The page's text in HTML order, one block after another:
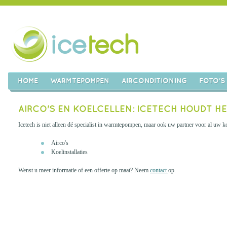
HOME WARMTEPOMPEN AIRCONDITIONING FOTO'S
AIRCO'S EN KOELCELLEN: ICETECH HOUDT
Icetech is niet alleen dé specialist in warmtepompen, maar ook uw partner voor al uw
Airco's
Koelinstallaties
Wenst u meer informatie of een offerte op maat? Neem contactop.